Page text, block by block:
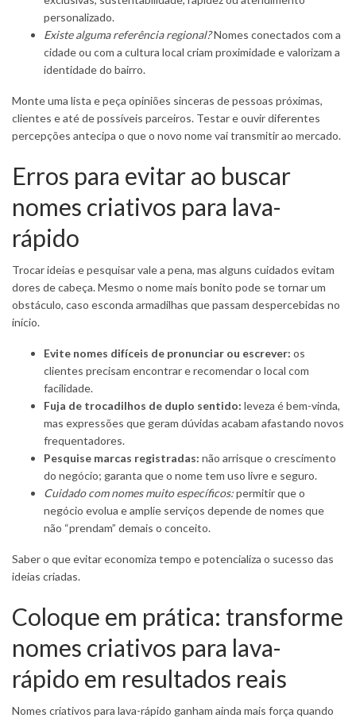
personalizado.
Existe alguma referência regional?Nomes conectados com a
cidade ou com a cultura local criam proximidade e valorizam a
identidade do bairro.
Monte uma lista e peça opiniões sinceras de pessoas próximas,
clientes e até de possíveis parceiros. Testar e ouvir diferentes
percepções antecipa o que o novo nome vai transmitir ao mercado.
Erros para evitar ao buscar
nomes criativos para lava-
rápido
Trocar ideias e pesquisar vale a pena, mas alguns cuidados evitam
dores de cabeça. Mesmo o nome mais bonito pode se tornar um
obstáculo, caso esconda armadilhas que passam despercebidas no
início.
Evite nomes difíceis de pronunciar ou escrever: os
clientes precisam encontrar e recomendar o local com
facilidade.
Fuja de trocadilhos de duplo sentido: leveza é bem-vinda,
mas expressões que geram dúvidas acabam afastando novos
frequentadores.
Pesquise marcas registradas: não arrisque o crescimento
do negócio; garanta que o nome tem uso livre e seguro.
Cuidado com nomes muito específicos:permitir que o
negócio evolua e amplie serviços depende de nomes que
não “prendam” demais o conceito.
Saber o que evitar economiza tempo e potencializa o sucesso das
ideias criadas.
Coloque em prática: transforme
nomes criativos para lava-
rápido em resultados reais
Nomes criativos para lava-rápido ganham ainda mais força quando